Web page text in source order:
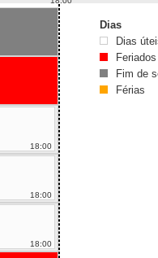
18:00
18:00
18:00
Dias
Dias
Feriados
Fim de
Férias